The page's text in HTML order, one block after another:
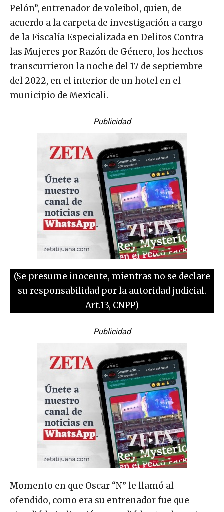
Pelón”, entrenador de voleibol, quien, de
acuerdo a la carpeta de investigación a cargo
de la Fiscalía Especializada en Delitos Contra
las Mujeres por Razón de Género, los hechos
transcurrieron la noche del 17 de septiembre
del 2022, en el interior de un hotel en el
municipio de Mexicali.
Publicidad
(Se presume inocente, mientras no se declare
su responsabilidad por la autoridad judicial.
Art.13, CNPP)
Publicidad
Momento en que Oscar “N” le llamó al
ofendido, como era su entrenador fue que